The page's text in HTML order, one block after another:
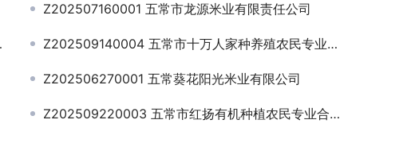
Z202507160001 五常市龙源米业有限责任公司
Z202509140004 五常市十万人家种养殖农民专业合作社
Z202506270001 五常葵花阳光米业有限公司
Z202509220003 五常市红扬有机种植农民专业合作社